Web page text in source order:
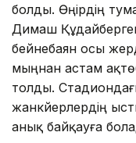
болды. Өңірдің
Димаш
бейнебаян осы
мыңнан астам
толды.
жанкүйерлердің
анық байқауға